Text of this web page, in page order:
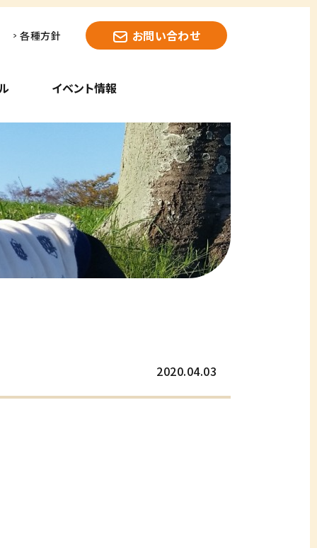
イベント情報
各種方針 お問い合わせ
2020.04.03